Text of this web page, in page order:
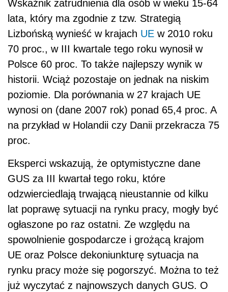
Wskaźnik zatrudnienia dla osób w wieku 15-64
lata, który ma zgodnie z tzw. Strategią
Lizbońską wynieść w krajach UE w 2010 roku
70 proc., w III kwartale tego roku wynosił w
Polsce 60 proc. To także najlepszy wynik w
historii. Wciąż pozostaje on jednak na niskim
poziomie. Dla porównania w 27 krajach UE
wynosi on (dane 2007 rok) ponad 65,4 proc. A
na przykład w Holandii czy Danii przekracza 75
proc.
Eksperci wskazują, że optymistyczne dane
GUS za III kwartał tego roku, które
odzwierciedlają trwającą nieustannie od kilku
lat poprawę sytuacji na rynku pracy, mogły być
ogłaszone po raz ostatni. Ze względu na
spowolnienie gospodarcze i grożącą krajom
UE oraz Polsce dekoniunkturę sytuacja na
rynku pracy może się pogorszyć. Można to też
już wyczytać z najnowszych danych GUS. O